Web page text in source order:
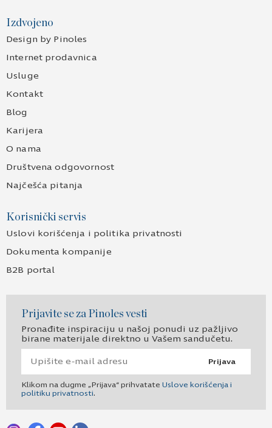
Izdvojeno
Design by Pinoles
Internet prodavnica
Usluge
Kontakt
Blog
Karijera
O nama
Društvena odgovornost
Najčešća pitanja
Korisnički servis
Uslovi korišćenja i politika privatnosti
Dokumenta kompanije
B2B portal
Prijavite se za Pinoles vesti
Pronađite inspiraciju u našoj ponudi uz pažljivo
birane materijale direktno u Vašem sandučetu.
Prijava
Klikom na dugme „Prijava“ prihvatate Uslove korišćenja i
politiku privatnosti.